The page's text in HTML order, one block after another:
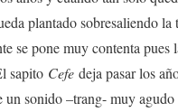
plantado sobresaliendo la
se pone muy contenta pues
sapito Cefe deja pasar los
un sonido –trang- muy